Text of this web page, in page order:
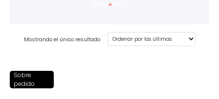
»
Mostrando el único resultado
Sobre
pedido